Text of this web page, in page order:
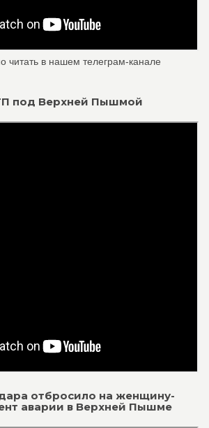
читать в нашем телеграм-канале
под Верхней Пышмой
отбросило на женщину-
аварии в Верхней Пышме